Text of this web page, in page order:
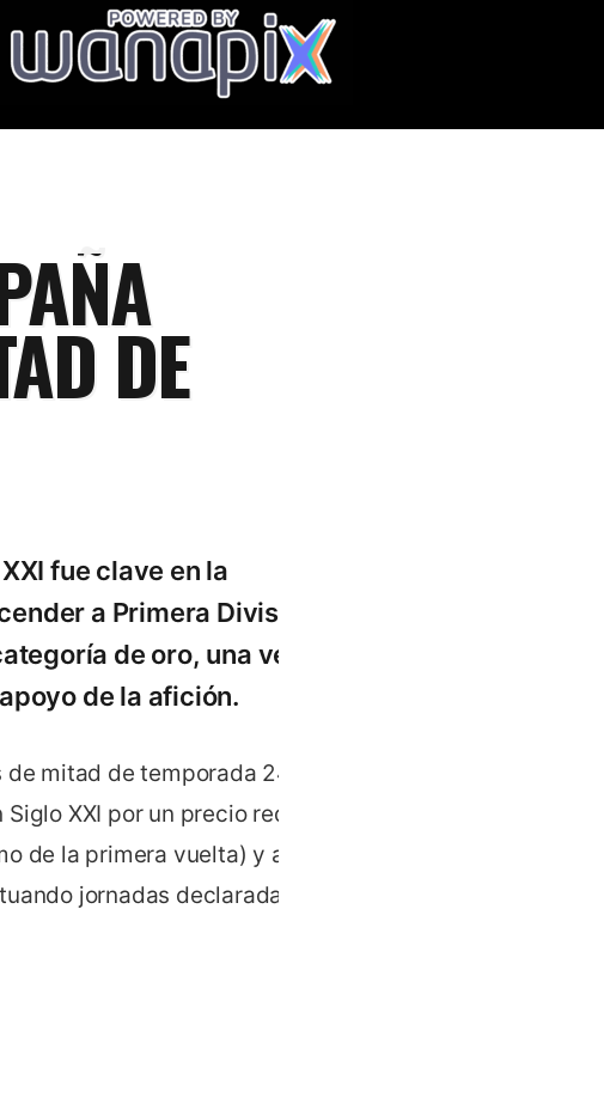
DE
fue clave en la
a Primera División.
de oro, una vez
de la afición.
mitad de temporada 24/25,
XXI por un precio reducido.
de la primera vuelta) y al
jornadas declaradas